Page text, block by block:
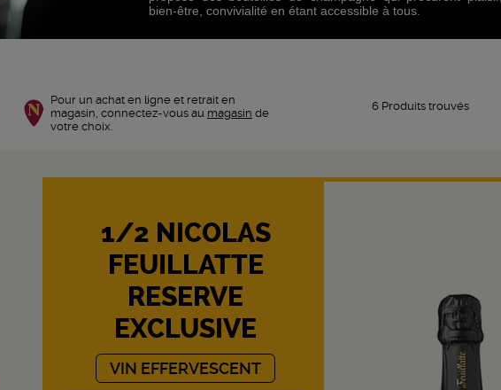
bien-être, convivialité en étant accessible à tous.
Pour un achat en ligne et retrait en
magasin, connectez-vous au magasin de
votre choix.
6 Produits trouvés
1/2 NICOLAS
FEUILLATTE
RESERVE
EXCLUSIVE
VIN EFFERVESCENT